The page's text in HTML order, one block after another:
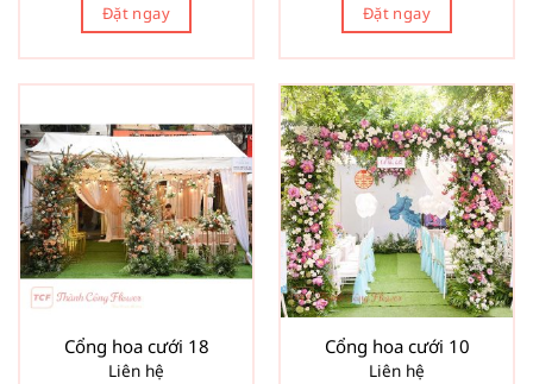
Đặt ngay Đặt ngay
Cổng hoa cưới 18
Liên hệ
Cổng hoa cưới 10
Liên hệ